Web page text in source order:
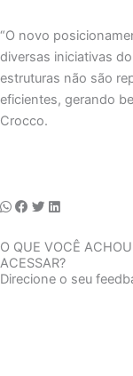
“O novo
diversas iniciativas
estruturas não são
eficientes, gerando
Crocco.
O QUE VOCÊ
ACESSAR?
Direcione o seu